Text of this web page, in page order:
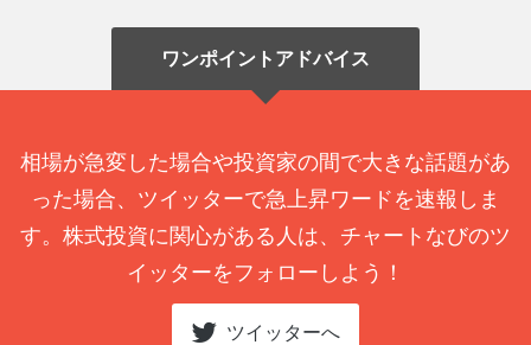
ワンポイントアドバイス
相場が急変した場合や投資家の間で大きな話題があ
った場合、ツイッターで急上昇ワードを速報しま
す。株式投資に関心がある人は、チャートなびのツ
イッターをフォローしよう！
ツイッターへ